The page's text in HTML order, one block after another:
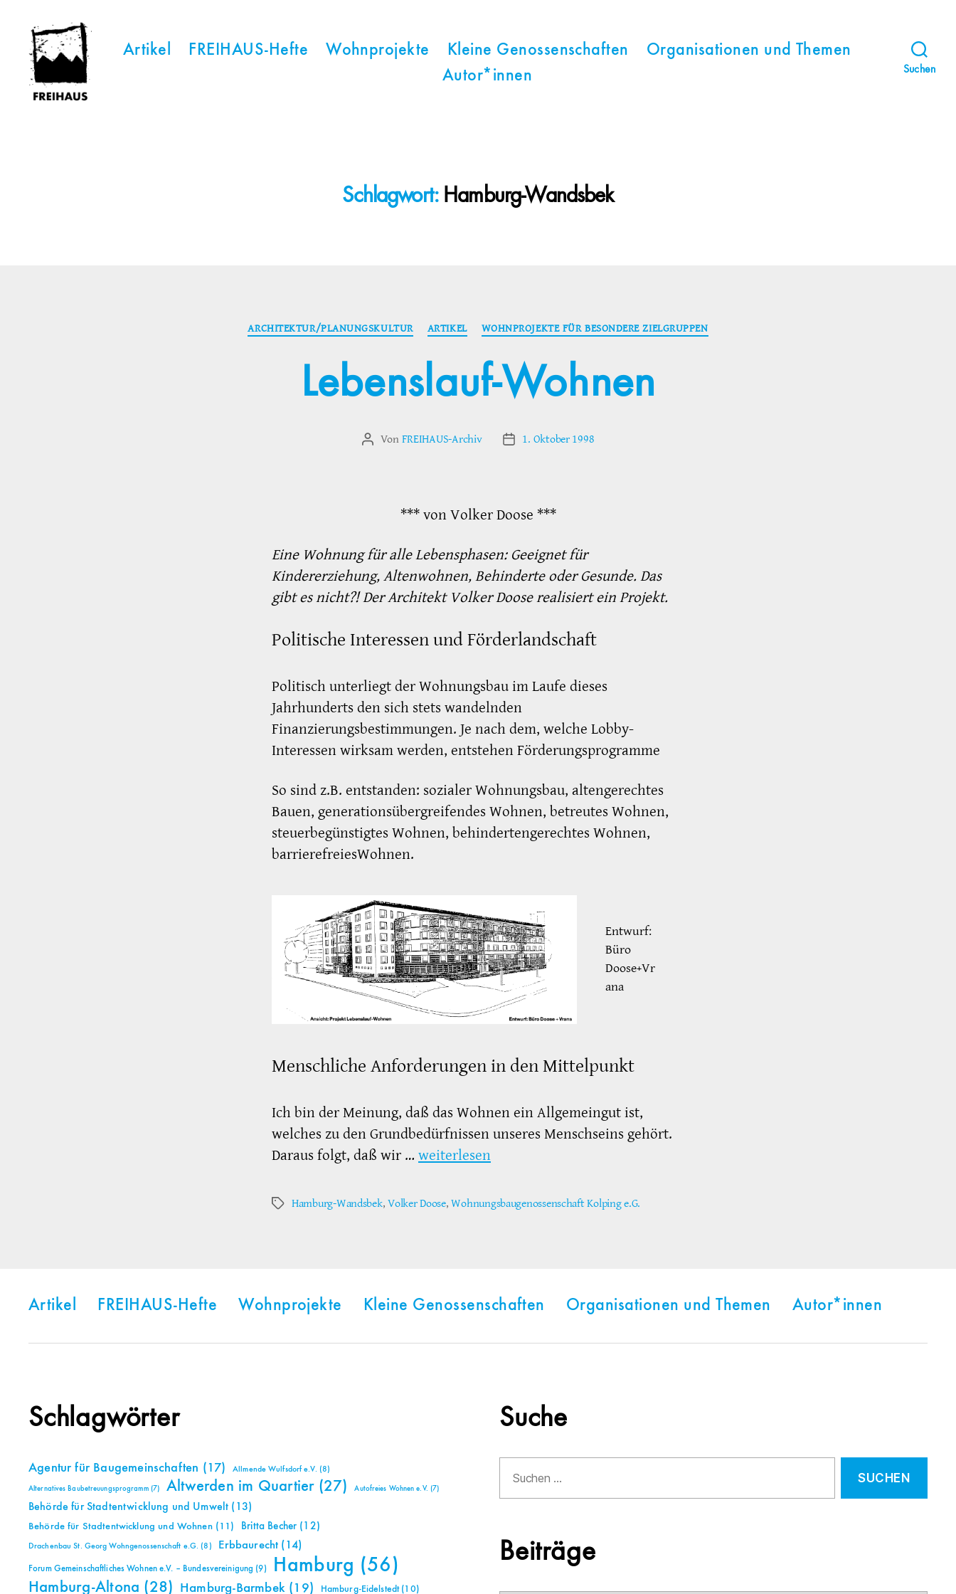
Artikel FREIHAUS-Hefte Wohnprojekte Kleine Genossenschaften
Organisationen und Themen
Autor*innen
Suchen
Schlagwort: Hamburg-Wandsbek
Kategorien
ARCHITEKTUR/PLANUNGSKULTUR ARTIKEL WOHNPROJEKTE FÜR BESONDERE ZIELGRUPPEN
Lebenslauf-Wohnen
Beitragsautor
Von FREIHAUS-Archiv Veröffentlichungsdatum
1. Oktober 1998
*** von Volker Doose ***
Eine Wohnung für alle Lebensphasen: Geeignet für
Kindererziehung, Altenwohnen, Behinderte oder Gesunde. Das
gibt es nicht?! Der Architekt Volker Doose realisiert ein Projekt.
Politische Interessen und Förderlandschaft
Politisch unterliegt der Wohnungsbau im Laufe dieses
Jahrhunderts den sich stets wandelnden
Finanzierungsbestimmungen. Je nach dem, welche Lobby-
Interessen wirksam werden, entstehen Förderungsprogramme
So sind z.B. entstanden: sozialer Wohnungsbau, altengerechtes
Bauen, generationsübergreifendes Wohnen, betreutes Wohnen,
steuerbegünstigtes Wohnen, behindertengerechtes Wohnen,
barrierefreiesWohnen.
Entwurf:
Büro
Doose+Vr
ana
Menschliche Anforderungen in den Mittelpunkt
Ich bin der Meinung, daß das Wohnen ein Allgemeingut ist,
welches zu den Grundbedürfnissen unseres Menschseins gehört.
Daraus folgt, daß wir … weiterlesen
Schlagwörter
Hamburg-Wandsbek,Volker Doose,Wohnungsbaugenossenschaft Kolping e.G.
Artikel FREIHAUS-Hefte Wohnprojekte Kleine Genossenschaften Organisationen und Themen Autor*innen
Schlagwörter
Agentur für Baugemeinschaften (17) Allmende Wulfsdorf e.V. (8)
Alternatives Baubetreuungsprogramm(7) Altwerden im Quartier(27) Autofreies Wohnen e.V. (7)
Behörde für Stadtentwicklung und Umwelt (13)
Behörde für Stadtentwicklung und Wohnen(11) Britta Becher (12)
Drachenbau St. Georg Wohngenossenschaft e.G. (8) Erbbaurecht (14)
Forum Gemeinschaftliches Wohnen e.V. – Bundesvereinigung (9) Hamburg (56)
Hamburg-Altona (28) Hamburg-Barmbek (19) Hamburg-Eidelstedt(10)
Suche
nach:
Beiträge